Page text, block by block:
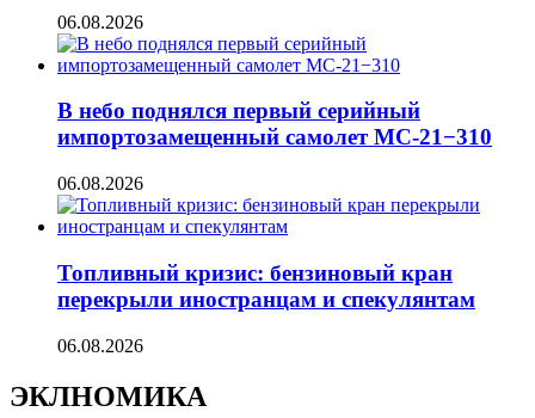
06.08.2026
В небо поднялся первый серийный
импортозамещенный самолет МС-21−310
06.08.2026
Топливный кризис: бензиновый кран
перекрыли иностранцам и спекулянтам
06.08.2026
ЭКЛНОМИКА